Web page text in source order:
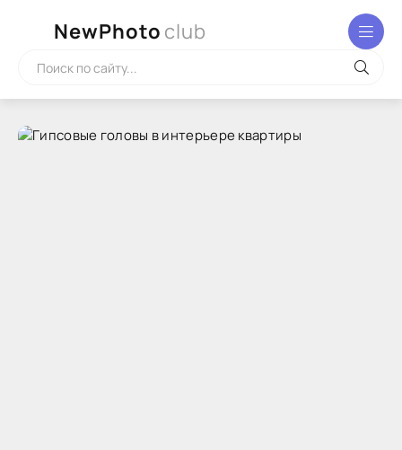
NewPhoto club